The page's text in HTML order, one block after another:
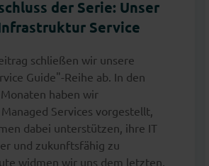
der Serie: Unser
Service
schließen wir unsere
Guide"-Reihe ab. In den
haben wir
Services vorgestellt,
dabei unterstützen, ihre IT
und zukunftsfähig zu
widmen wir uns dem letzten,